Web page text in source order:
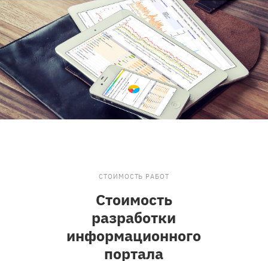
СТОИМОСТЬ РАБОТ
Стоимость
разработки
информационного
портала